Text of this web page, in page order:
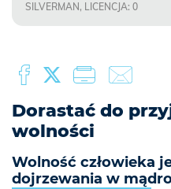
SILVERMAN, LICENCJA: 0
Dorastać do
wolności
Wolność człowieka
dojrzewania w